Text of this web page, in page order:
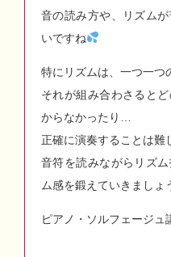
音の読み方や、リズム
いですね
特にリズムは、一つ一つ
それが組み合わさると
からなかったり…
正確に演奏することは難
音符を読みながらリズ
ム感を鍛えていきましょ
ピアノ・ソルフェージ